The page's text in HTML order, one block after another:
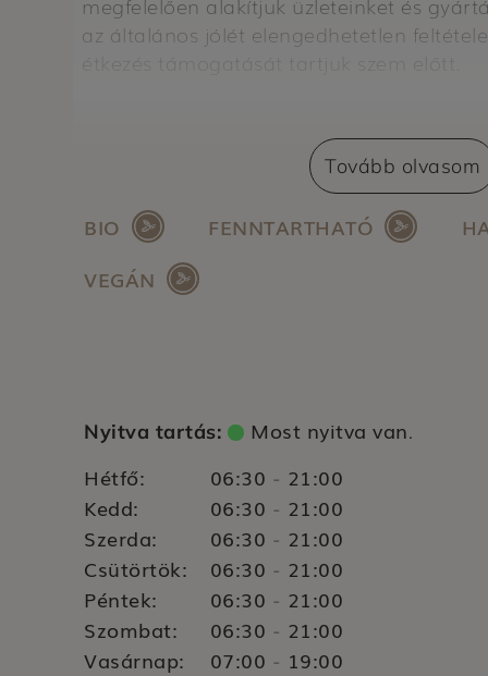
az általános jólét elengedhetetlen
elérhetővé tegyük. Stratégiánkban négy
szerepel: az emberi jogok tiszteletben
hatékonyság növelése,
cégcsoport vonzó és felelős munkáltatói
növelése.
Tovább olvasom
BIO FENNTARTHATÓ
VEGÁN
Nyitva tartás: Most nyitva van.
Hétfő: 06:30 - 21:00
Kedd:
06:30 - 21:00
Szerda:
06:30 - 21:00
Csütörtök:
06:30 - 21:00
Péntek:
06:30 - 21:00
Szombat:
06:30 - 21:00
Vasárnap:
07:00 - 19:00